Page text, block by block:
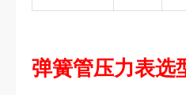
弹簧管压力表选